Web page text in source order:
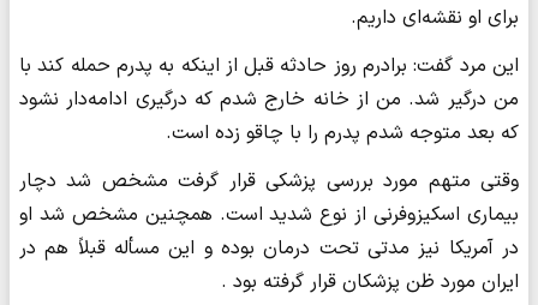
برای او نقشه‌ای داریم.
این مرد گفت: برادرم روز حادثه قبل از اینکه به پدرم حمله کند با
من درگیر شد. من از خانه خارج شدم که درگیری ادامه‌دار نشود
که بعد متوجه شدم پدرم را با چاقو زده است.
وقتی متهم مورد بررسی پزشکی قرار گرفت مشخص شد دچار
بیماری اسکیزوفرنی از نوع شدید است. همچنین مشخص شد او
در آمریکا نیز مدتی تحت درمان بوده و این مسأله قبلاً هم در
ایران مورد ظن پزشکان قرار گرفته بود .